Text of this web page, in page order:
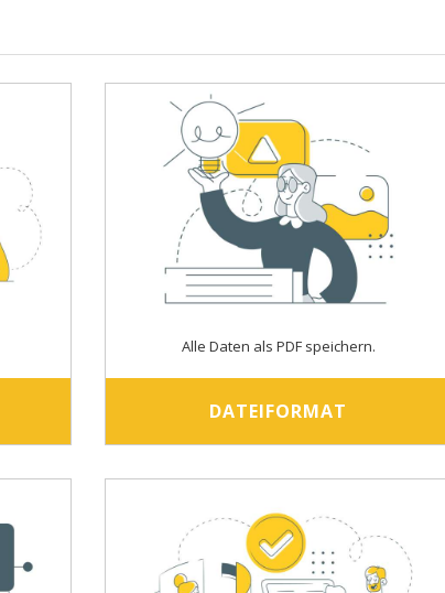
Alle Daten als PDF speichern.
DATEIFORMAT